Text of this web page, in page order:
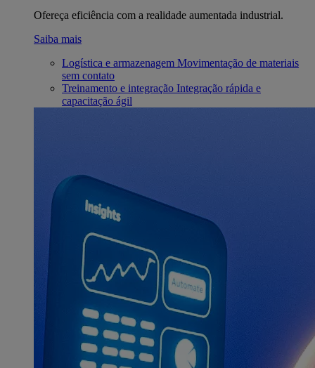
Ofereça eficiência com a realidade aumentada industrial.
Saiba mais
Logística e armazenagem Movimentação de materiais
sem contato
Treinamento e integração Integração rápida e
capacitação ágil